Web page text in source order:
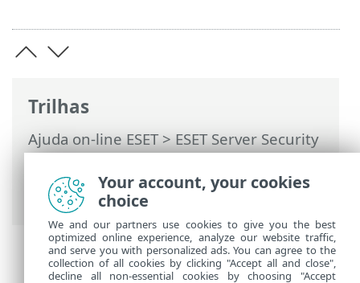
Trilhas
Ajuda on-line ESET>ESET Server Security
>Configuração avançada>Configuração
de ferramentas >Diagnóstico> Suporte
técnico
Your account, your cookies
choice
We and our partners use cookies to give you the best
optimized online experience, analyze our website traffic,
and serve you with personalized ads. You can agree to the
collection of all cookies by clicking "Accept all and close",
decline all non-essential cookies by choosing "Accept